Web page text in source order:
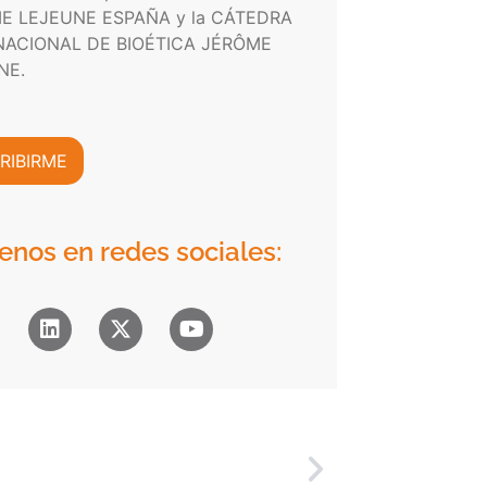
LEJEUNE ESPAÑA y la CÁTEDRA
DE BIOÉTICA JÉRÔME
en redes sociales: